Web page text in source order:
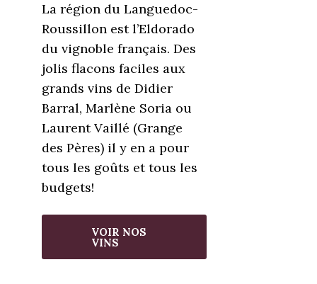
La région du Languedoc-
Roussillon est l’Eldorado
du vignoble français. Des
jolis flacons faciles aux
grands vins de Didier
Barral, Marlène Soria ou
Laurent Vaillé (Grange
des Pères) il y en a pour
tous les goûts et tous les
budgets!
VOIR NOS
VINS